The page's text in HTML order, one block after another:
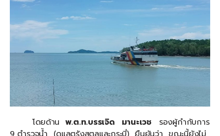
โดยด้าน พ.ต.ท.บรรเจิด มานะเวช
รองผู้กำกับการ